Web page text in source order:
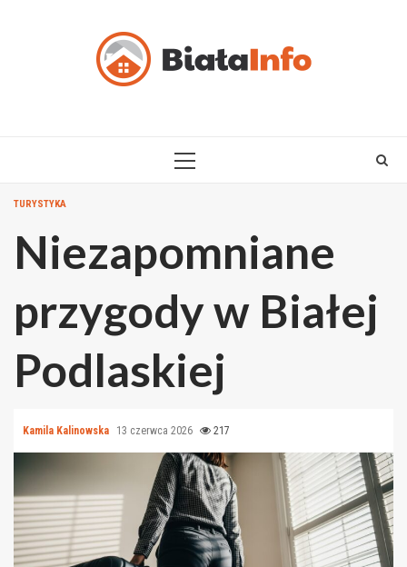
PRIMARY
TURYSTYKA
Niezapomniane
przygody w Białej
Podlaskiej
Kamila Kalinowska 13 czerwca 2026 217